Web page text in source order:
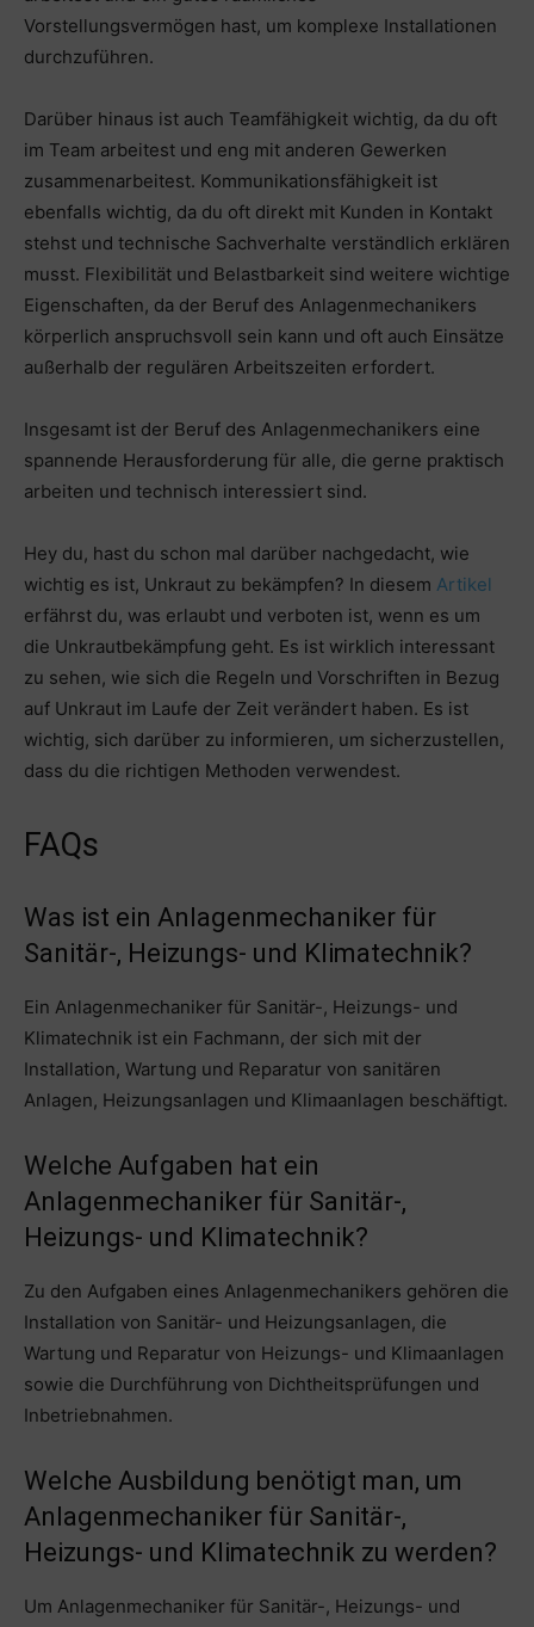
Vorstellungsvermögen hast, um komplexe Installationen
durchzuführen.
Darüber hinaus ist auch Teamfähigkeit wichtig, da du oft
im Team arbeitest und eng mit anderen Gewerken
zusammenarbeitest. Kommunikationsfähigkeit ist
ebenfalls wichtig, da du oft direkt mit Kunden in Kontakt
stehst und technische Sachverhalte verständlich erklären
musst. Flexibilität und Belastbarkeit sind weitere wichtige
Eigenschaften, da der Beruf des Anlagenmechanikers
körperlich anspruchsvoll sein kann und oft auch Einsätze
außerhalb der regulären Arbeitszeiten erfordert.
Insgesamt ist der Beruf des Anlagenmechanikers eine
spannende Herausforderung für alle, die gerne praktisch
arbeiten und technisch interessiert sind.
Hey du, hast du schon mal darüber nachgedacht, wie
wichtig es ist, Unkraut zu bekämpfen? In diesem Artikel
erfährst du, was erlaubt und verboten ist, wenn es um
die Unkrautbekämpfung geht. Es ist wirklich interessant
zu sehen, wie sich die Regeln und Vorschriften in Bezug
auf Unkraut im Laufe der Zeit verändert haben. Es ist
wichtig, sich darüber zu informieren, um sicherzustellen,
dass du die richtigen Methoden verwendest.
FAQs
Was ist ein Anlagenmechaniker für
Sanitär-, Heizungs- und Klimatechnik?
Ein Anlagenmechaniker für Sanitär-, Heizungs- und
Klimatechnik ist ein Fachmann, der sich mit der
Installation, Wartung und Reparatur von sanitären
Anlagen, Heizungsanlagen und Klimaanlagen beschäftigt.
Welche Aufgaben hat ein
Anlagenmechaniker für Sanitär-,
Heizungs- und Klimatechnik?
Zu den Aufgaben eines Anlagenmechanikers gehören die
Installation von Sanitär- und Heizungsanlagen, die
Wartung und Reparatur von Heizungs- und Klimaanlagen
sowie die Durchführung von Dichtheitsprüfungen und
Inbetriebnahmen.
Welche Ausbildung benötigt man, um
Anlagenmechaniker für Sanitär-,
Heizungs- und Klimatechnik zu werden?
Um Anlagenmechaniker für Sanitär-, Heizungs- und